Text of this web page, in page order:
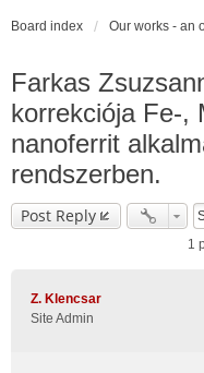
Board index
Farkas
korrekciója Fe-,
nanoferrit
rendszerben.
Post Reply
1
Z. Klencsar
Site Admin